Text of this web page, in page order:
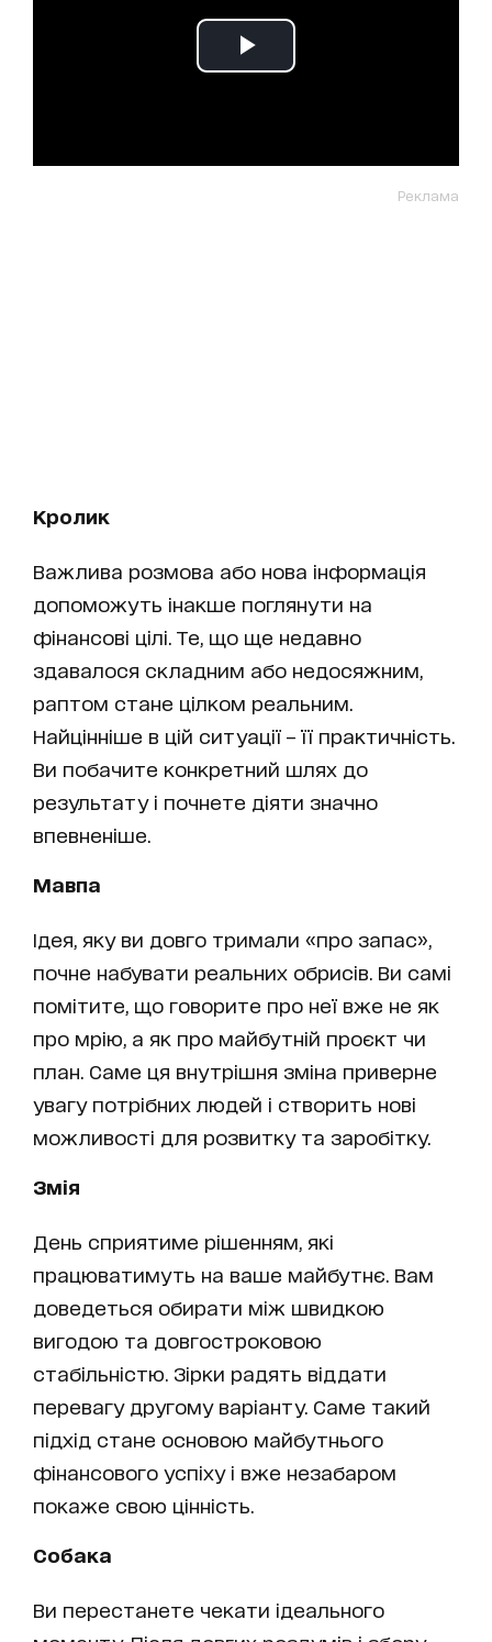
Реклама
Кролик
Важлива розмова або нова інформація
допоможуть інакше поглянути на
фінансові цілі. Те, що ще недавно
здавалося складним або недосяжним,
раптом стане цілком реальним.
Найцінніше в цій ситуації – її практичність.
Ви побачите конкретний шлях до
результату і почнете діяти значно
впевненіше.
Мавпа
Ідея, яку ви довго тримали «про запас»,
почне набувати реальних обрисів. Ви самі
помітите, що говорите про неї вже не як
про мрію, а як про майбутній проєкт чи
план. Саме ця внутрішня зміна приверне
увагу потрібних людей і створить нові
можливості для розвитку та заробітку.
Змія
День сприятиме рішенням, які
працюватимуть на ваше майбутнє. Вам
доведеться обирати між швидкою
вигодою та довгостроковою
стабільністю. Зірки радять віддати
перевагу другому варіанту. Саме такий
підхід стане основою майбутнього
фінансового успіху і вже незабаром
покаже свою цінність.
Собака
Ви перестанете чекати ідеального